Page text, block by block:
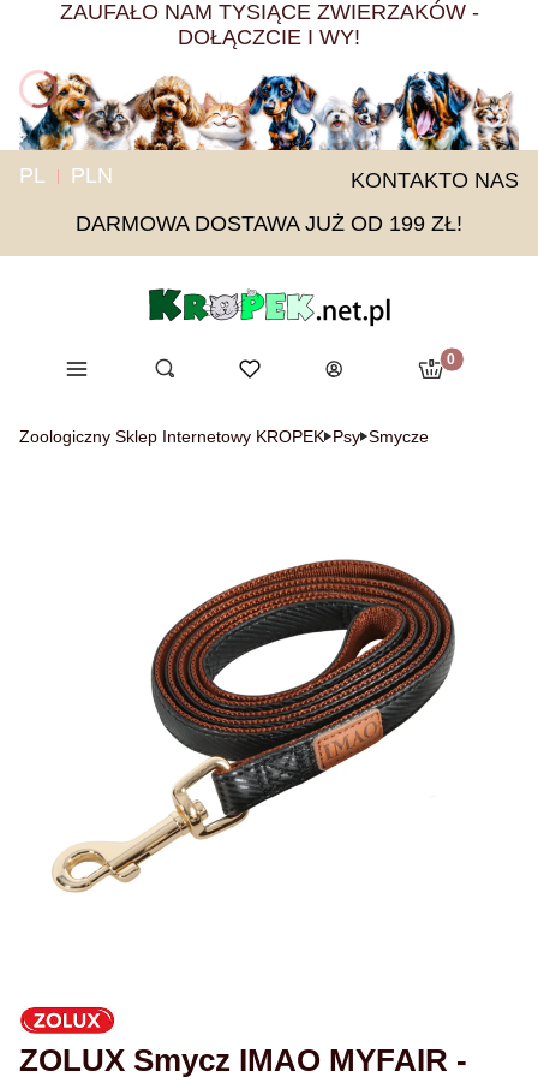
ZAUFAŁO NAM TYSIĄCE ZWIERZAKÓW -
DOŁĄCZCIE I WY!
PL PLN KONTAKTO NAS
DARMOWA DOSTAWA JUŻ OD 199 ZŁ!
Menu Otwórz wyszukiwarkę
Szukaj Ulubione
Zaloguj się
Produkty w
Koszyk
Zoologiczny Sklep Internetowy KROPEK Psy Smycze
ZOLUX Smycz IMAO MYFAIR -